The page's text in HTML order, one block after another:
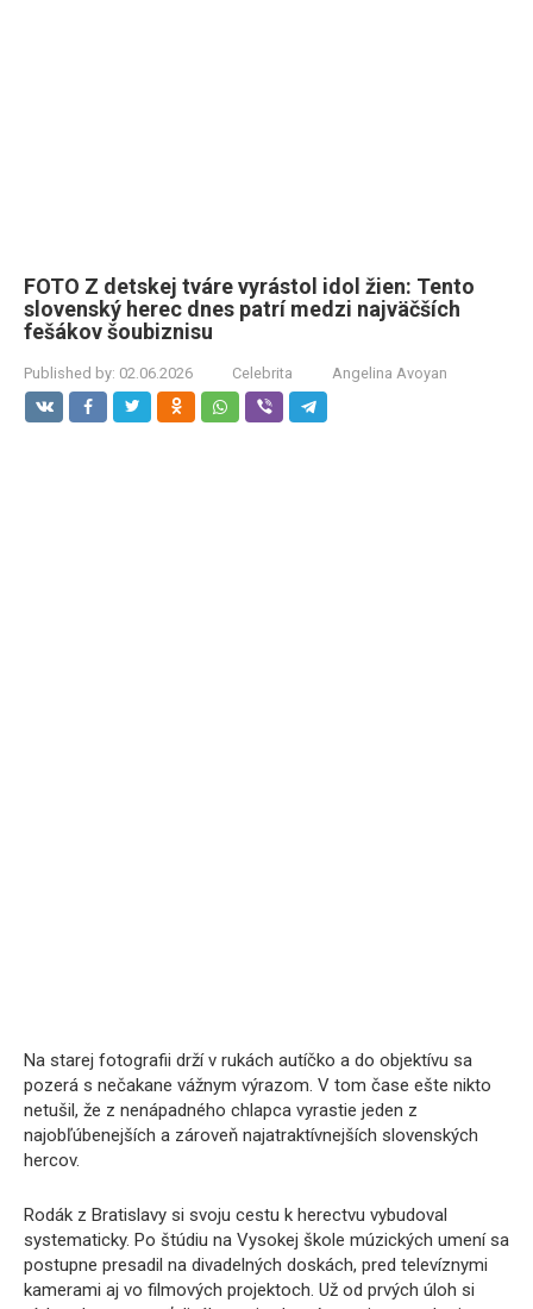
FOTO Z detskej tváre vyrástol idol žien: Tento
slovenský herec dnes patrí medzi najväčších
fešákov šoubiznisu
Published by: 02.06.2026 Celebrita Angelina Avoyan
Na starej fotografii drží v rukách autíčko a do objektívu sa
pozerá s nečakane vážnym výrazom. V tom čase ešte nikto
netušil, že z nenápadného chlapca vyrastie jeden z
najobľúbenejších a zároveň najatraktívnejších slovenských
hercov.
Rodák z Bratislavy si svoju cestu k herectvu vybudoval
systematicky. Po štúdiu na Vysokej škole múzických umení sa
postupne presadil na divadelných doskách, pred televíznymi
kamerami aj vo filmových projektoch. Už od prvých úloh si